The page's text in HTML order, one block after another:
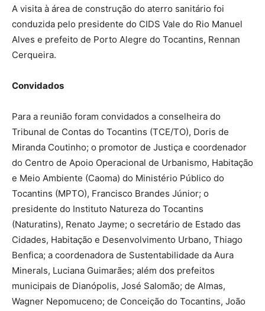
A visita à área de construção do aterro sanitário foi
conduzida pelo presidente do CIDS Vale do Rio Manuel
Alves e prefeito de Porto Alegre do Tocantins, Rennan
Cerqueira.
Convidados
Para a reunião foram convidados a conselheira do
Tribunal de Contas do Tocantins (TCE/TO), Doris de
Miranda Coutinho; o promotor de Justiça e coordenador
do Centro de Apoio Operacional de Urbanismo, Habitação
e Meio Ambiente (Caoma) do Ministério Público do
Tocantins (MPTO), Francisco Brandes Júnior; o
presidente do Instituto Natureza do Tocantins
(Naturatins), Renato Jayme; o secretário de Estado das
Cidades, Habitação e Desenvolvimento Urbano, Thiago
Benfica; a coordenadora de Sustentabilidade da Aura
Minerals, Luciana Guimarães; além dos prefeitos
municipais de Dianópolis, José Salomão; de Almas,
Wagner Nepomuceno; de Conceição do Tocantins, João